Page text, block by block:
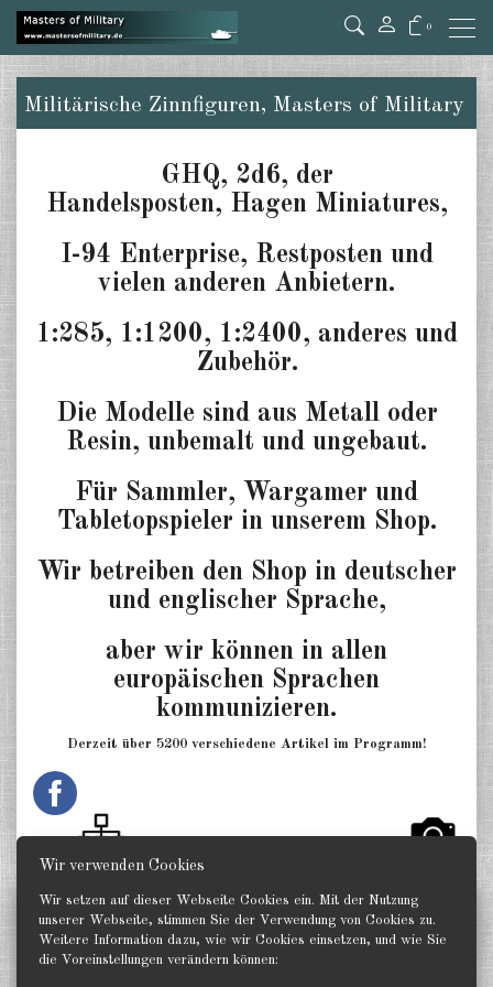
Wir verwenden Cookies
Wir setzen auf dieser Webseite Cookies ein. Mit der Nutzung
unserer Webseite, stimmen Sie der Verwendung von Cookies zu.
Weitere Information dazu, wie wir Cookies einsetzen, und wie Sie
die Voreinstellungen verändern können:
0
Militärische Zinnfiguren, Masters of Military
GHQ, 2d6, der
Handelsposten, Hagen Miniatures,
I-94 Enterprise, Restposten und
vielen anderen Anbietern.
1:285, 1:1200, 1:2400, anderes und
Zubehör.
Die Modelle sind aus Metall oder
Resin, unbemalt und ungebaut.
Für Sammler, Wargamer und
Tabletopspieler in unserem Shop.
Wir betreiben den Shop in deutscher
und englischer Sprache,
aber wir können in allen
europäischen Sprachen
kommunizieren.
Derzeit über 5200 verschiedene Artikel im Programm!
Status
Aktualisiert:28 Juli 2026